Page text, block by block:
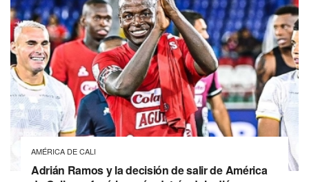
AMÉRICA DE CALI
Adrián Ramos y la decisión de salir de América